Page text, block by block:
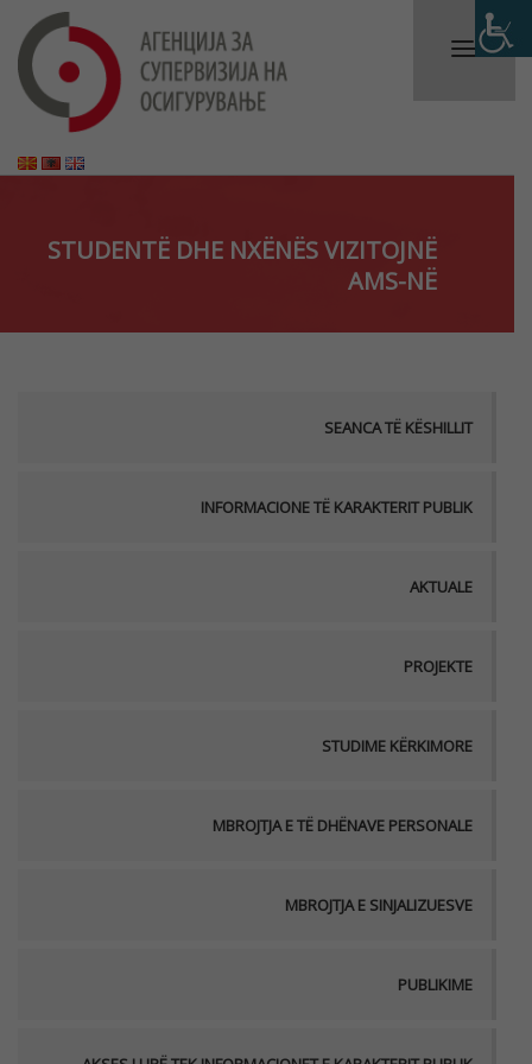
STUDENTË DHE NXËNËS VIZITOJNË
AMS-NË
SEANCA TË KËSHILLIT
INFORMACIONE TË KARAKTERIT PUBLIK
AKTUALE
PROJEKTE
STUDIME KËRKIMORE
MBROJTJA E TË DHËNAVE PERSONALE
MBROJTJA E SINJALIZUESVE
PUBLIKIME